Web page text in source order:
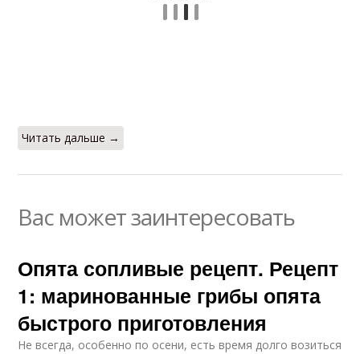
Читать дальше →
Вас может заинтересовать
Опята сопливые рецепт. Рецепт
1: маринованные грибы опята
быстрого приготовления
Не всегда, особенно по осени, есть время долго возиться